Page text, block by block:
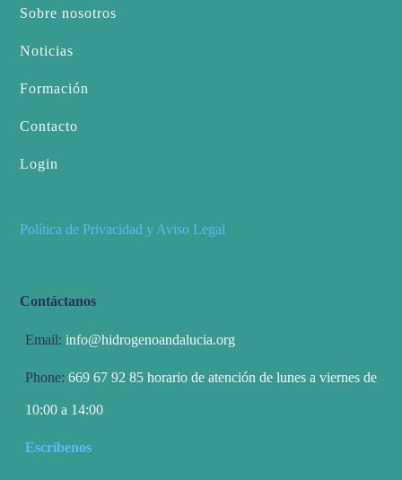
Sobre nosotros
Noticias
Formación
Contacto
Login
Política de Privacidad y Aviso Legal
Contáctanos
Email: info@hidrogenoandalucia.org
Phone:669 67 92 85 horario de atención de lunes a viernes de
10:00 a 14:00
Escríbenos